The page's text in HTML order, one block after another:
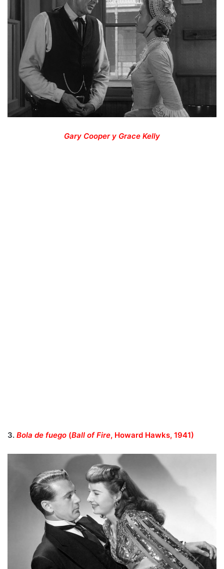
Gary Cooper y Grace Kelly
3. Bola de fuego (Ball of Fire, Howard Hawks, 1941)